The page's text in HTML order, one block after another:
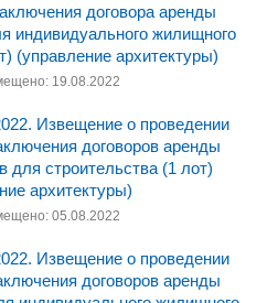
договора аренды
индивидуального жилищного
(управление архитектуры)
19.08.2022
Извещение о проведении
договоров аренды
для строительства (1 лот)
архитектуры)
05.08.2022
Извещение о проведении
договоров аренды